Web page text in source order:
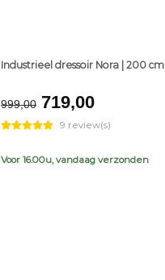
Industrieel dressoir Nora | 200 cm
999,00 Original
price
was:
€999,00.
719,00Current
price
is:
€719,00.
9 review(s)
Voor 16.00u, vandaag verzonden